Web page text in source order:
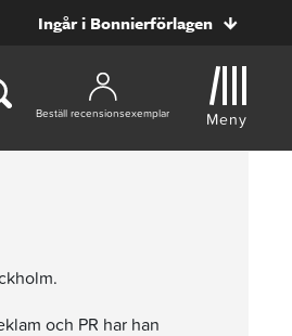
Ingår i Bonnierförlagen
Beställ recensionsexemplar Meny
och PR har han